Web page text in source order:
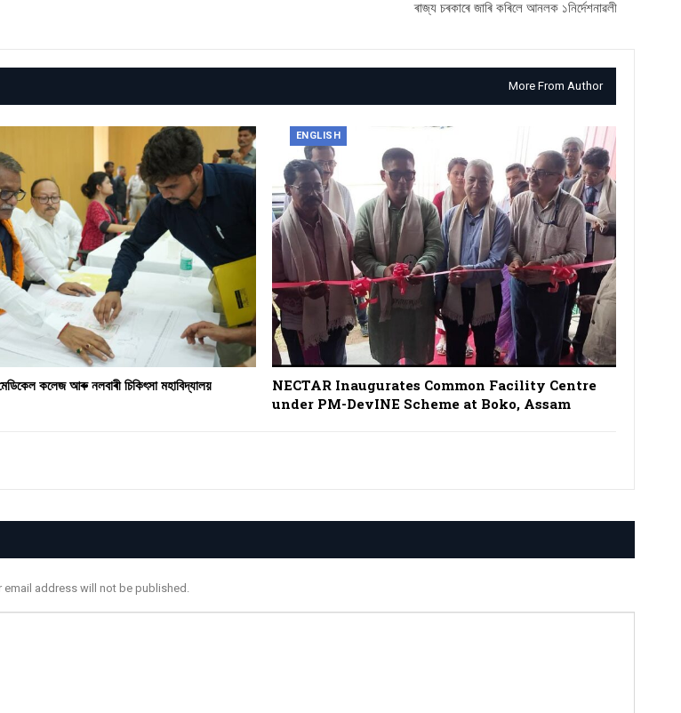
ৰাজ্য চৰকাৰে জাৰি কৰিলে আনলক ১নিৰ্দেশনাৱলী
More From Author
কলেজ আৰু নলবাৰী চিকিৎসা মহাবিদ্যালয়
ENGLISH
NECTAR Inaugurates Common Facility Centre
under PM-DevINE Scheme at Boko, Assam
email address will not be published.